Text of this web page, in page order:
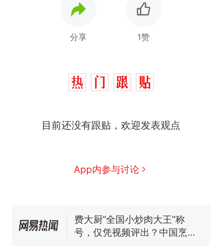
分享 1赞
目前还没有跟贴，欢迎发表观点
App内参与讨论
人生
新 制裁瓜子饺子，美国怕什
么？
协会回应
男子上山采菌偶然发现鸡枞菌
窝，原地守1天等它长大：挖了